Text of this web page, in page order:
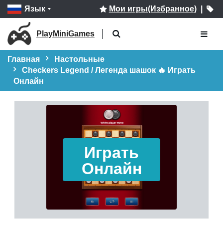
Язык Мои игры(Избранное)|
PlayMiniGames
Главная
Настольные
Checkers Legend / Легенда шашок 🔥 Играть
Онлайн
Играть
Онлайн